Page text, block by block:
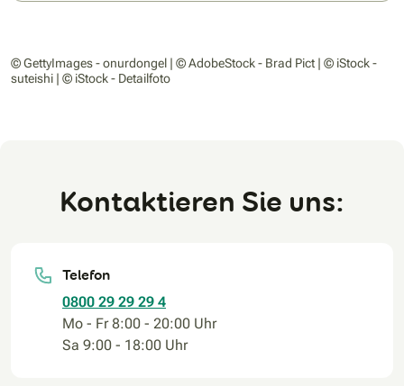
© GettyImages - onurdongel | © AdobeStock - Brad Pict | © iStock -
suteishi | © iStock - Detailfoto
Kontaktieren Sie uns:
Telefon
0800 29 29 29 4
Mo - Fr 8:00 - 20:00 Uhr
Sa 9:00 - 18:00 Uhr